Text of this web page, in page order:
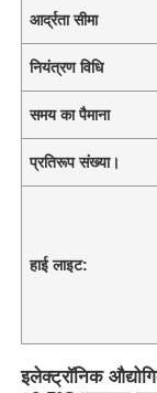
आर्द्रता सीमा
नियंत्रण विधि
समय का पैमाना
प्रतिरूप संख्या।
हाई लाइट:
इलेक्ट्रॉनिक